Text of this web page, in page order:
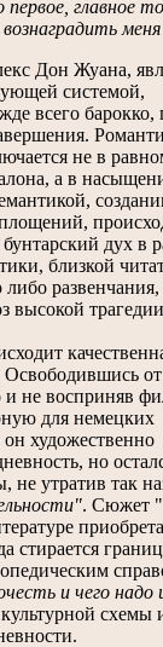
главное
Дон Жуана,
системой,
всего барокко,
не в
а в
бунтарский дух в
близкой
высокой
Освободившись
и не восприняв
для немецких
художественно
но
не утратив так
. Сюжет
стирается
и чего надо
схемы